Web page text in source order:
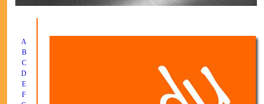
A
B
C
D
E
F